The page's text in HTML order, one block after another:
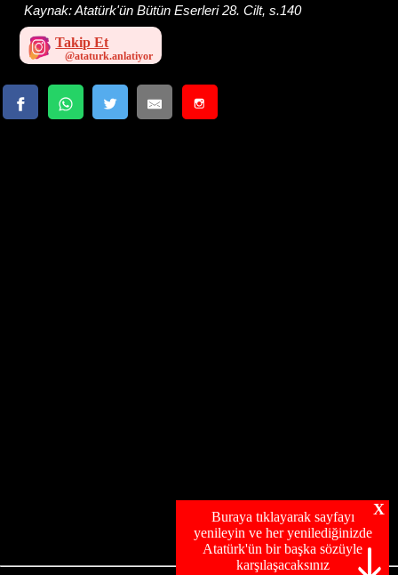
Buraya tıklayarak sayfayı
yenileyin ve her yenilediğinizde
Atatürk'ün bir başka sözüyle
karşılaşacaksınız
X
Kaynak:Atatürk'ün Bütün Eserleri 28. Cilt, s.140
Takip Et